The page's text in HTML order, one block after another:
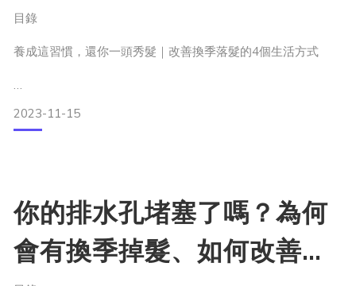
目錄
養成這習慣，還你一頭秀髮｜改善換季落髮的4個生活方式
日常頭皮保養
針對季節的頭髮保養
換季落髮神隊友 intress—活化髮根養髮液
2023-11-15
你的排水孔堵塞了嗎？為何
會有換季掉髮、如何改善換